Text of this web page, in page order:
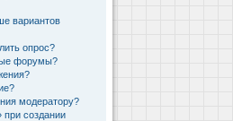
вариантов
опрос?
форумы?
модератору?
при создании